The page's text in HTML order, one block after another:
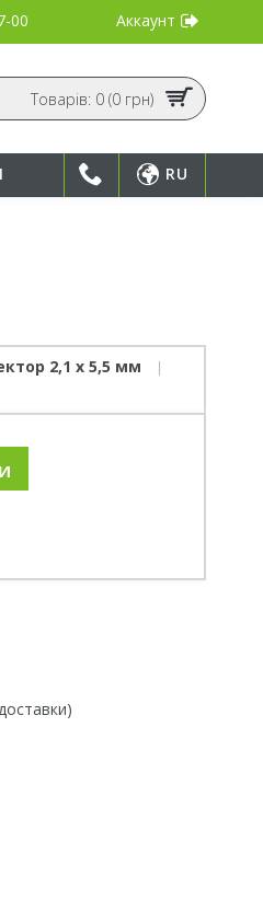
00 Аккаунт
Товарів: 0 (0 грн)
RU
2,1 х 5,5 мм